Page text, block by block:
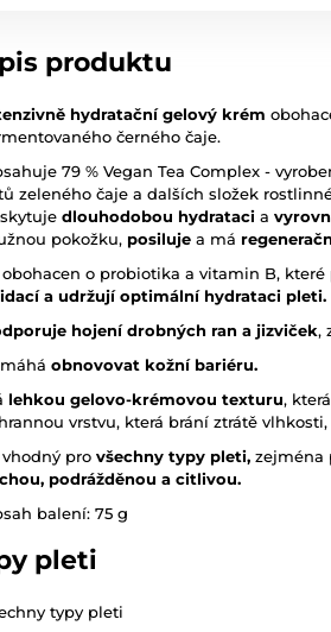
produktu
hydratační gelový krém
černého čaje.
79 % Vegan Tea Complex -
zeleného čaje a dalších složek
dlouhodobou hydrataci a
pokožku, posiluje a má
obohacen o probiotika a vitamin B, které
a udržují optimální hydrataci pleti.
hojení drobných ran a jizviček,
obnovovat kožní bariéru.
lehkou gelovo-krémovou texturu,
vrstvu, která brání ztrátě
vhodný pro všechny typy pleti, zejména
podrážděnou a citlivou.
balení: 75 g
pleti
typy pleti